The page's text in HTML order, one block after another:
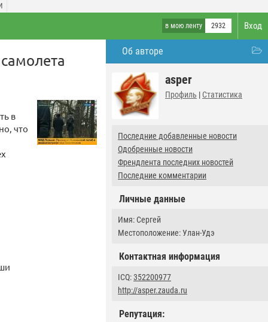
Вход
в мою ленту 2932
Об авторе
asper
Профиль | Статистика
Последние добавленные новости
Одобренные новости
Френдлента последних новостей
Последние комментарии
Личные данные
Имя: Сергей
Местоположение: Улан-Удэ
Контактная информация
ICQ:352200977
http://asper.zauda.ru
Репутация:
в
что